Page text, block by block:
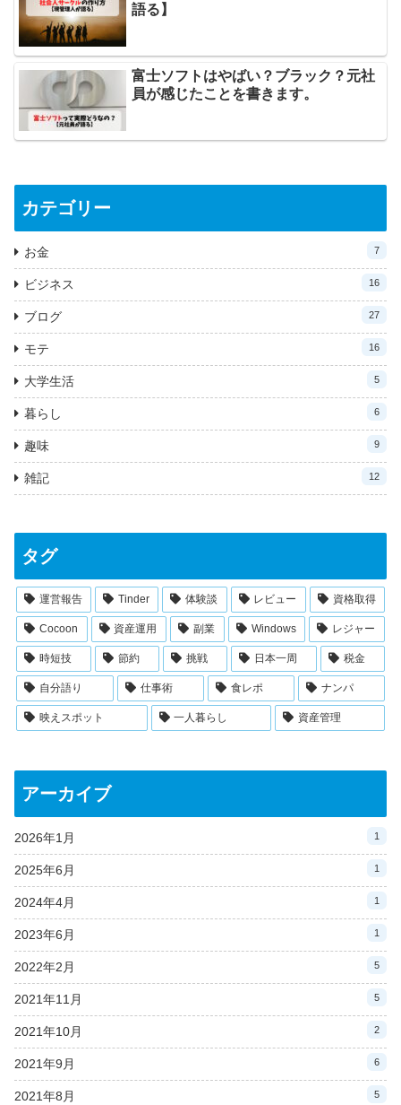
語る】
富士ソフトはやばい？ブラック？元社
員が感じたことを書きます。
カテゴリー
お金 7
ビジネス 16
ブログ 27
モテ 16
大学生活 5
暮らし 6
趣味 9
雑記 12
タグ
運営報告 Tinder 体験談 レビュー 資格取得
Cocoon 資産運用 副業 Windows レジャー
時短技 節約 挑戦 日本一周 税金
自分語り 仕事術 食レポ ナンパ
映えスポット 一人暮らし 資産管理
アーカイブ
2026年1月 1
2025年6月 1
2024年4月 1
2023年6月 1
2022年2月 5
2021年11月 5
2021年10月 2
2021年9月 6
2021年8月 5